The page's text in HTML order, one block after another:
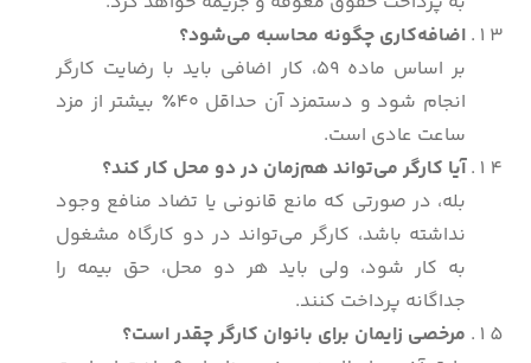
اضافه‌کاری چگونه محاسبه می‌شود؟
بر اساس ماده 59، کار اضافی باید با رضایت کارگر
انجام شود و دستمزد آن حداقل 40٪ بیشتر از مزد
ساعت عادی است.
آیا کارگر می‌تواند هم‌زمان در دو محل کار کند؟
بله، در صورتی که مانع قانونی یا تضاد منافع وجود
نداشته باشد، کارگر می‌تواند در دو کارگاه مشغول
به کار شود، ولی باید هر دو محل، حق بیمه را
جداگانه پرداخت کنند.
مرخصی زایمان برای بانوان کارگر چقدر است؟